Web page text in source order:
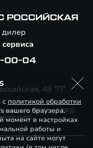
РОССИЙСКАЯ
00-04
48 "П"
48"П", +7 (863)
с политикой обработки
вашего браузера.
момент в настройках
работы и
на сайте могут